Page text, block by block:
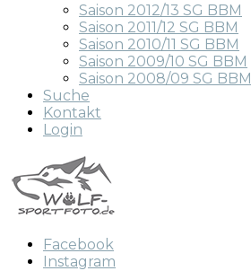
Saison 2012/13 SG BBM
Saison 2011/12 SG BBM
Saison 2010/11 SG BBM
Saison 2009/10 SG BBM
Saison 2008/09 SG BBM
Suche
Kontakt
Login
Facebook
Instagram